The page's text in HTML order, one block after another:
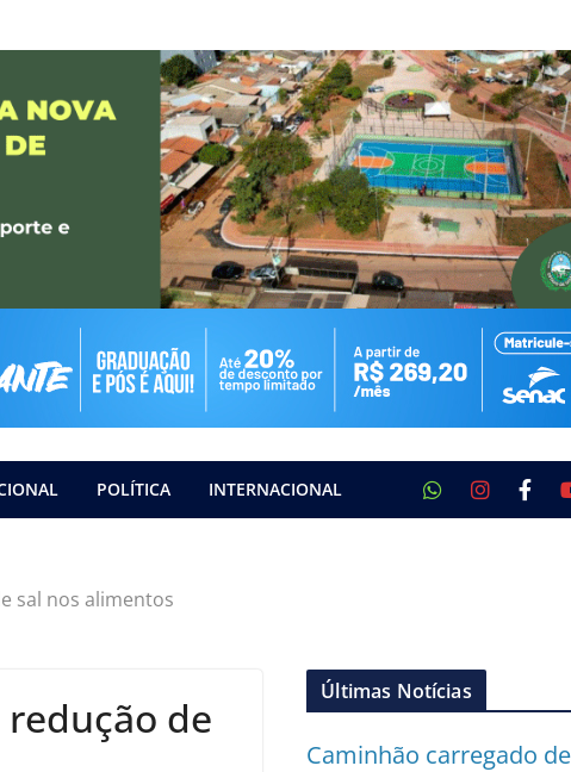
POLÍTICA INTERNACIONAL
sal nos alimentos
de
Últimas Notícias
Caminhão carregado